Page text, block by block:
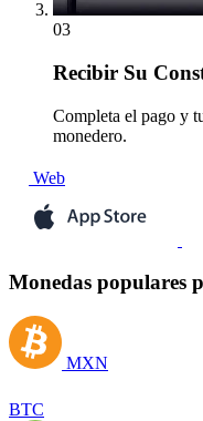
03
Recibir Su
Completa el pago y
monedero.
Web
Monedas populares
MXN
BTC